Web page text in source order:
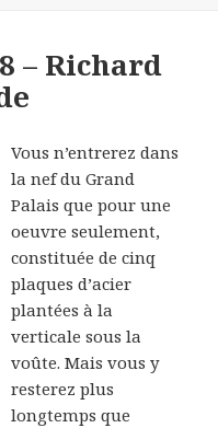
– Richard
Vous n’entrerez dans
la nef du Grand
Palais que pour une
oeuvre seulement,
constituée de cinq
plaques d’acier
plantées à la
verticale sous la
voûte. Mais vous y
resterez plus
longtemps que